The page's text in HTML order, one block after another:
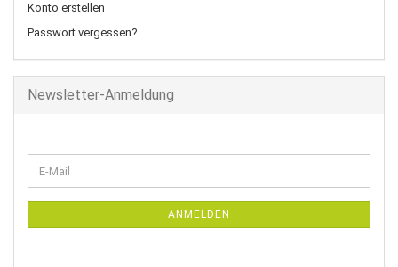
Konto erstellen
Passwort vergessen?
Newsletter-Anmeldung
ZUR
E-
Mail
ANMELDEN